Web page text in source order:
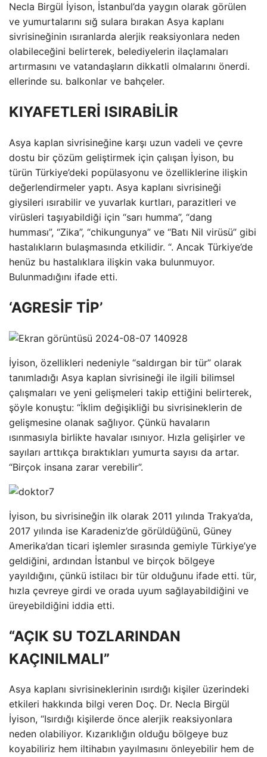
Necla Birgül İyison, İstanbul’da yaygın olarak görülen
ve yumurtalarını sığ sulara bırakan Asya kaplanı
sivrisineğinin ısıranlarda alerjik reaksiyonlara neden
olabileceğini belirterek, belediyelerin ilaçlamaları
artırmasını ve vatandaşların dikkatli olmalarını önerdi.
ellerinde su. balkonlar ve bahçeler.
KIYAFETLERİ ISIRABİLİR
Asya kaplan sivrisineğine karşı uzun vadeli ve çevre
dostu bir çözüm geliştirmek için çalışan İyison, bu
türün Türkiye’deki popülasyonu ve özelliklerine ilişkin
değerlendirmeler yaptı. Asya kaplanı sivrisineği
giysileri ısırabilir ve yuvarlak kurtları, parazitleri ve
virüsleri taşıyabildiği için “sarı humma”, “dang
humması”, “Zika”, “chikungunya” ve “Batı Nil virüsü” gibi
hastalıkların bulaşmasında etkilidir. “. Ancak Türkiye’de
henüz bu hastalıklara ilişkin vaka bulunmuyor.
Bulunmadığını ifade etti.
‘AGRESİF TİP’
İyison, özellikleri nedeniyle “saldırgan bir tür” olarak
tanımladığı Asya kaplan sivrisineği ile ilgili bilimsel
çalışmaları ve yeni gelişmeleri takip ettiğini belirterek,
şöyle konuştu: “İklim değişikliği bu sivrisineklerin de
gelişmesine olanak sağlıyor. Çünkü havaların
ısınmasıyla birlikte havalar ısınıyor. Hızla gelişirler ve
sayıları arttıkça bıraktıkları yumurta sayısı da artar.
“Birçok insana zarar verebilir”.
İyison, bu sivrisineğin ilk olarak 2011 yılında Trakya’da,
2017 yılında ise Karadeniz’de görüldüğünü, Güney
Amerika’dan ticari işlemler sırasında gemiyle Türkiye’ye
geldiğini, ardından İstanbul ve birçok bölgeye
yayıldığını, çünkü istilacı bir tür olduğunu ifade etti. tür,
hızla çevreye girdi ve orada uyum sağlayabildiğini ve
üreyebildiğini iddia etti.
“AÇIK SU TOZLARINDAN
KAÇINILMALI”
Asya kaplanı sivrisineklerinin ısırdığı kişiler üzerindeki
etkileri hakkında bilgi veren Doç. Dr. Necla Birgül
İyison, “Isırdığı kişilerde önce alerjik reaksiyonlara
neden olabiliyor. Kızarıklığın olduğu bölgeye buz
koyabiliriz hem iltihabın yayılmasını önleyebilir hem de